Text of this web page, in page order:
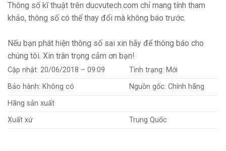
Thông số kĩ thuật trên ducvutech.com chỉ mang tính tham
khảo, thông số có thể thay đổi mà không báo trước.
Nếu bạn phát hiện thông số sai xin hãy để thông báo cho
chúng tôi. Xin trân trọng cảm ơn bạn!
Cập nhật: 20/06/2018 – 09:09 Tình trạng: Mới
Bảo hành: Không có Nguồn gốc: Chính hãng
Hãng sản xuất
Xuất xứ
Trung Quốc